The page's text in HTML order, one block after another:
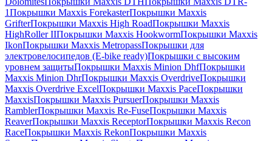
1Покрышки Maxxis ForekasterПокрышки Maxxis
GrifterПокрышки Maxxis High RoadПокрышки Maxxis
HighRoller IIПокрышки Maxxis HookwormПокрышки Maxxis
IkonПокрышки Maxxis MetropassПокрышки для
электровелосипедов (E-bike ready)Покрышки с высоким
уровнем защитыПокрышки Maxxis Minion DhfПокрышки
Maxxis Minion DhrПокрышки Maxxis OverdriveПокрышки
Maxxis Overdrive ExcelПокрышки Maxxis PaceПокрышки
MaxxisПокрышки Maxxis PursuerПокрышки Maxxis
RamblerПокрышки Maxxis Re-FuseПокрышки Maxxis
ReaverПокрышки Maxxis ReceptorПокрышки Maxxis Recon
RaceПокрышки Maxxis RekonПокрышки Maxxis